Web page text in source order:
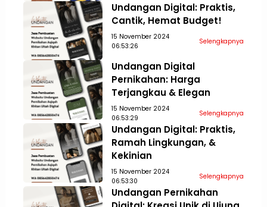
Undangan Digital: Praktis,
Cantik, Hemat Budget!
15 November 2024
06:53:26
Selengkapnya
Undangan Digital
Pernikahan: Harga
Terjangkau & Elegan
15 November 2024
06:53:29
Selengkapnya
Undangan Digital: Praktis,
Ramah Lingkungan, &
Kekinian
15 November 2024
06:53:30
Selengkapnya
Undangan Pernikahan